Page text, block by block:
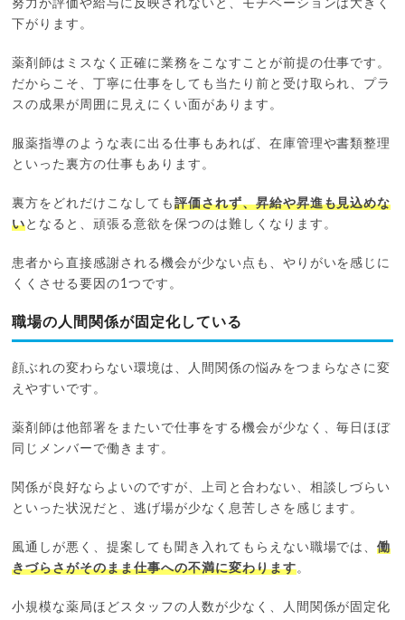
努力が評価や給与に反映されないと、モチベーションは大きく
下がります。
薬剤師はミスなく正確に業務をこなすことが前提の仕事です。
だからこそ、丁寧に仕事をしても当たり前と受け取られ、プラ
スの成果が周囲に見えにくい面があります。
服薬指導のような表に出る仕事もあれば、在庫管理や書類整理
といった裏方の仕事もあります。
裏方をどれだけこなしても 評価されず、昇給や昇進も見込めな
いとなると、頑張る意欲を保つのは難しくなります。
患者から直接感謝される機会が少ない点も、やりがいを感じに
くくさせる要因の1つです。
職場の人間関係が固定化している
顔ぶれの変わらない環境は、人間関係の悩みをつまらなさに変
えやすいです。
薬剤師は他部署をまたいで仕事をする機会が少なく、毎日ほぼ
同じメンバーで働きます。
関係が良好ならよいのですが、上司と合わない、相談しづらい
といった状況だと、逃げ場が少なく息苦しさを感じます。
風通しが悪く、提案しても聞き入れてもらえない職場では、働
きづらさがそのまま仕事への不満に変わります。
小規模な薬局ほどスタッフの人数が少なく、人間関係が固定化